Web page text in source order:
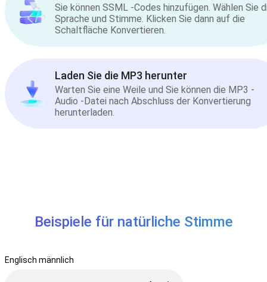
Sie können SSML -Codes hinzufügen. Wählen Sie
Sprache und Stimme. Klicken Sie dann auf die
Schaltfläche Konvertieren.
Laden Sie die MP3 herunter
Warten Sie eine Weile und Sie können die MP3 -
Audio -Datei nach Abschluss der Konvertierung
herunterladen.
Beispiele für natürliche Stimme
Englisch männlich